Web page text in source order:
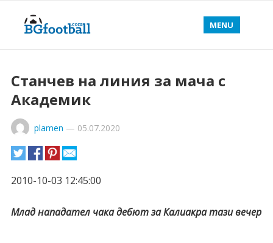
MENU
Станчев на линия за мача с
Академик
plamen — 05.07.2020
2010-10-03 12:45:00
Млад нападател чака дебют за Калиакра тази вечер